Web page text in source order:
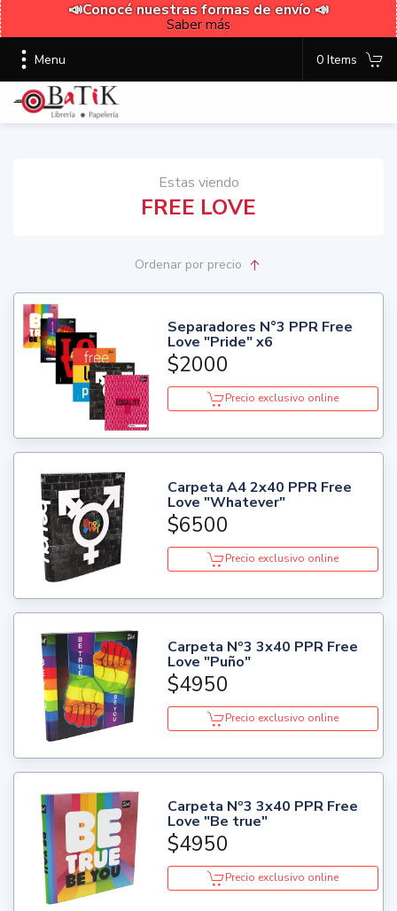
📣Conocé nuestras formas de envío 📣
Saber más
Menu 0 Items
Estas viendo
FREE LOVE
Ordenarpor precio
Separadores N°3 PPR Free
Love "Pride" x6
$2000
Precio exclusivo online
Carpeta A4 2x40 PPR Free
Love "Whatever"
$6500
Precio exclusivo online
Carpeta Nº3 3x40 PPR Free
Love "Puño"
$4950
Precio exclusivo online
Carpeta Nº3 3x40 PPR Free
Love "Be true"
$4950
Precio exclusivo online